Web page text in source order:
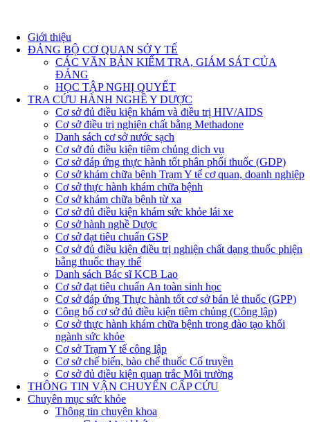
Giới thiệu
ĐẢNG BỘ CƠ QUAN SỞ Y TẾ
CÁC VĂN BẢN KIỂM TRA, GIÁM SÁT CỦA
ĐẢNG
HỌC TẬP NGHỊ QUYẾT
TRA CỨU HÀNH NGHỀ Y DƯỢC
Cơ sở đủ điều kiện khám và điều trị HIV/AIDS
Cơ sở điều trị nghiện chất bằng Methadone
Danh sách cơ sở nước sạch
Cơ sở đủ điều kiện tiêm chủng dịch vụ
Cơ sở đáp ứng thực hành tốt phân phối thuốc (GDP)
Cơ sở khám chữa bệnh Trạm Y tế cơ quan, doanh nghiệp
Cơ sở thực hành khám chữa bệnh
Cơ sở khám chữa bệnh từ xa
Cơ sở đủ điều kiện khám sức khỏe lái xe
Cơ sở hành nghề Dược
Cơ sở đạt tiêu chuẩn GSP
Cơ sở đủ điều kiện điều trị nghiện chất dạng thuốc phiện
bằng thuốc thay thế
Danh sách Bác sĩ KCB Lao
Cơ sở đạt tiêu chuẩn An toàn sinh học
Cơ sở đáp ứng Thực hành tốt cơ sở bán lẻ thuốc (GPP)
Công bố cơ sở đủ điều kiện tiêm chủng (Công lập)
Cơ sở thực hành khám chữa bệnh trong đào tạo khối
ngành sức khỏe
Cơ sở Trạm Y tế công lập
Cơ sở chế biến, bào chế thuốc Cổ truyền
Cơ sở đủ điều kiện quan trắc Môi trường
THÔNG TIN VẬN CHUYỂN CẤP CỨU
Chuyên mục sức khỏe
Thông tin chuyên khoa